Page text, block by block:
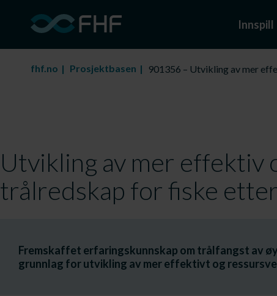
Innspill
fhf.no Prosjektbasen 901356 – Utvikling av mer
Utvikling av mer effektiv
trålredskap for fiske
Fremskaffet erfaringskunnskap om trålfangst av
grunnlag for utvikling av mer effektivt og